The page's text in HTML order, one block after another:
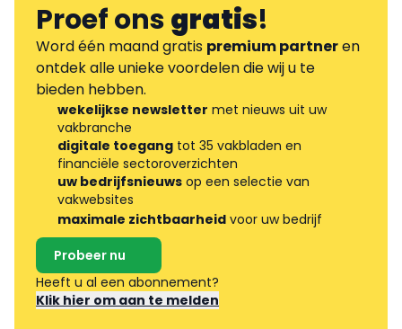
Proef onsgratis!
Word één maand gratis premium partneren
ontdek alle unieke voordelen die wij u te
bieden hebben.
wekelijkse newsletter met nieuws uit uw
vakbranche
digitale toegang tot 35 vakbladen en
financiële sectoroverzichten
uw bedrijfsnieuws op een selectie van
vakwebsites
maximale zichtbaarheid voor uw bedrijf
Probeer nu
Heeft u al een abonnement?
Klik hier om aan te melden